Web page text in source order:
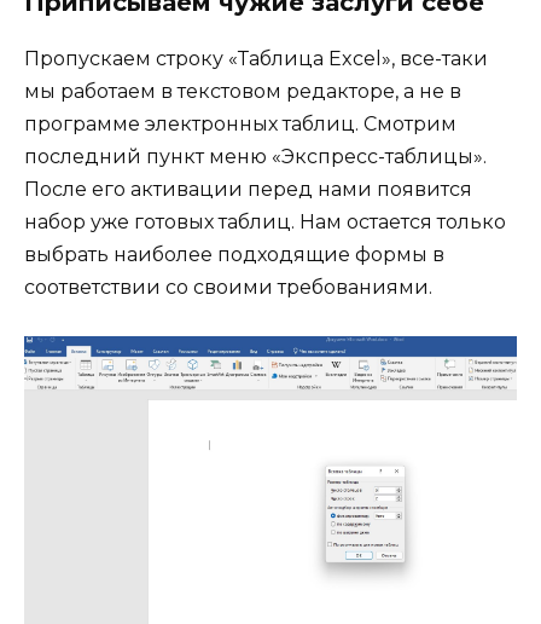
Пропускаем строку «Таблица Excel», все-таки
мы работаем в текстовом редакторе, а не в
программе электронных таблиц. Смотрим
последний пункт меню «Экспресс-таблицы».
После его активации перед нами появится
набор уже готовых таблиц. Нам остается только
выбрать наиболее подходящие формы в
соответствии со своими требованиями.